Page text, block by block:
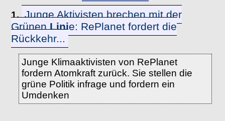
1. Junge Aktivisten brechen mit der
GrünenLinie: RePlanet fordert die
Rückkehr...
Junge Klimaaktivisten von RePlanet
fordern Atomkraft zurück. Sie stellen die
grüne Politik infrage und fordern ein
Umdenken